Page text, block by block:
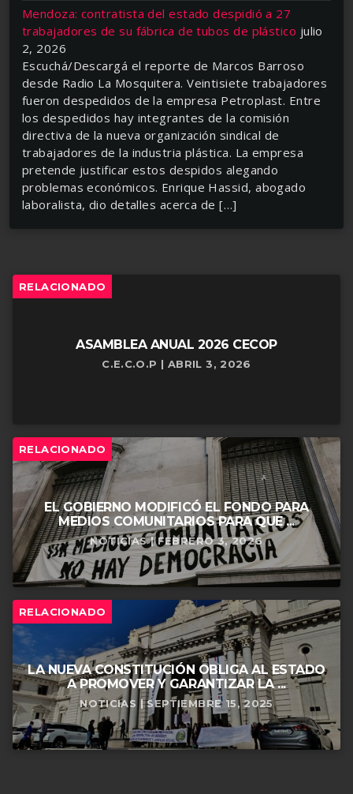
Mendoza: contratista del estado despidió a 27
trabajadores de su fábrica de tubos de plástico julio
2, 2026
Escuchá/Descargá el reporte de Marcos Barroso
desde Radio La Mosquitera. Veintisiete trabajadores
fueron despedidos de la empresa Petroplast. Entre
los despedidos hay integrantes de la comisión
directiva de la nueva organización sindical de
trabajadores de la industria plástica. La empresa
pretende justificar estos despidos alegando
problemas económicos. Enrique Hassid, abogado
laboralista, dio detalles acerca de […]
RELACIONADO
ASAMBLEA ANUAL 2026 CECOP
C.E.C.O.P | ABRIL 3, 2026
RELACIONADO
EL GOBIERNO MODIFICÓ EL FONDO PARA
MEDIOS COMUNITARIOS PARA QUE ...
NOTICIAS | FEBRERO 3, 2026
RELACIONADO
LA NUEVA CONSTITUCIÓN OBLIGA AL ESTADO
A PROMOVER Y GARANTIZAR LA ...
NOTICIAS | SEPTIEMBRE 15, 2025